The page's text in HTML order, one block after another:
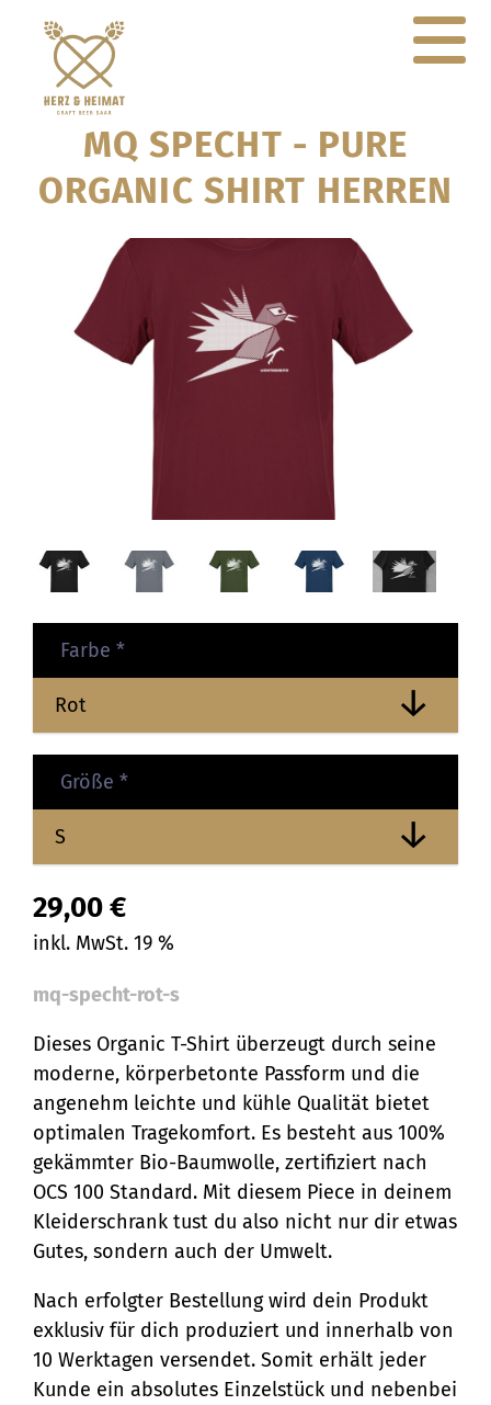
MQ SPECHT - PURE
ORGANIC SHIRT HERREN
Farbe *
Größe *
29,00€
inkl. MwSt. 19 %
mq-specht-rot-s
Dieses Organic T-Shirt überzeugt durch seine
moderne, körperbetonte Passform und die
angenehm leichte und kühle Qualität bietet
optimalen Tragekomfort. Es besteht aus 100%
gekämmter Bio-Baumwolle, zertifiziert nach
OCS 100 Standard. Mit diesem Piece in deinem
Kleiderschrank tust du also nicht nur dir etwas
Gutes, sondern auch der Umwelt.
Nach erfolgter Bestellung wird dein Produkt
exklusiv für dich produziert und innerhalb von
10 Werktagen versendet. Somit erhält jeder
Kunde ein absolutes Einzelstück und nebenbei